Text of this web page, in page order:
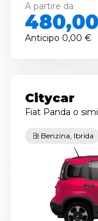
A partire da
480,00
Anticipo 0,00 €
Citycar
Fiat Panda o
Benzina, Ibrida